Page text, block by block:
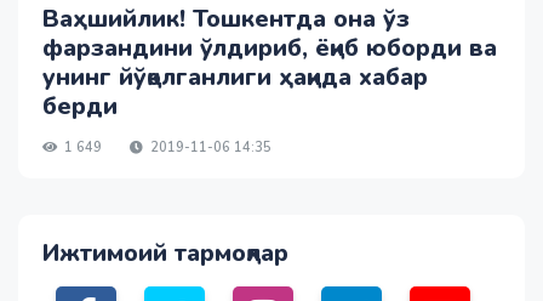
Ваҳшийлик! Тошкентда она ўз
фарзандини ўлдириб, ёқиб юборди ва
унинг йўқолганлиги ҳақида хабар
берди
1 649 2019-11-06 14:35
Ижтимоий тармоқлар